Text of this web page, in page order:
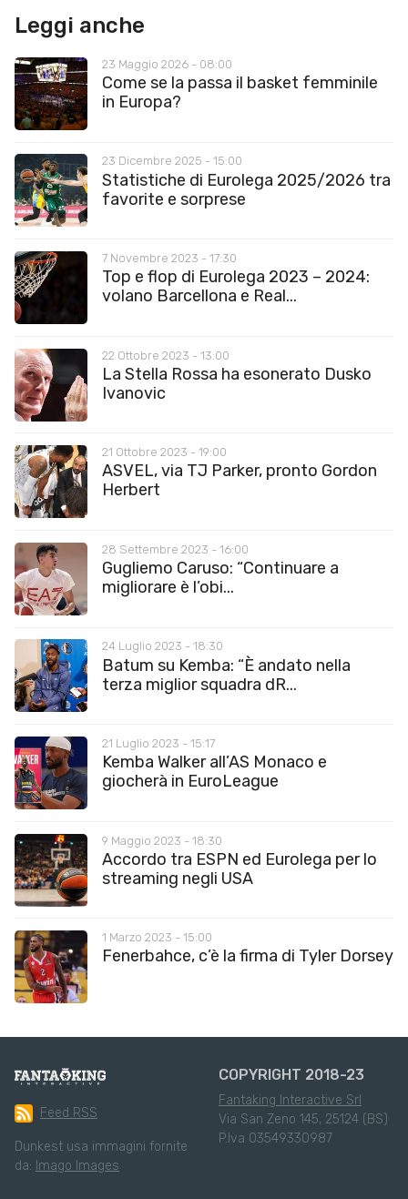
Leggi anche
23 Maggio 2026 - 08:00
Come se la passa il basket femminile
in Europa?
23 Dicembre 2025 - 15:00
Statistiche di Eurolega 2025/2026 tra
favorite e sorprese
7 Novembre 2023 - 17:30
Top e flop di Eurolega 2023 – 2024:
volano Barcellona e Real...
22 Ottobre 2023 - 13:00
La Stella Rossa ha esonerato Dusko
Ivanovic
21 Ottobre 2023 - 19:00
ASVEL, via TJ Parker, pronto Gordon
Herbert
28 Settembre 2023 - 16:00
Gugliemo Caruso: “Continuare a
migliorare è l’obi...
24 Luglio 2023 - 18:30
Batum su Kemba: “È andato nella
terza miglior squadra dR...
21 Luglio 2023 - 15:17
Kemba Walker all’AS Monaco e
giocherà in EuroLeague
9 Maggio 2023 - 18:30
Accordo tra ESPN ed Eurolega per lo
streaming negli USA
1 Marzo 2023 - 15:00
Fenerbahce, c’è la firma di Tyler Dorsey
Feed RSS
Dunkest usa immagini fornite
da: Imago Images
COPYRIGHT 2018-23
Fantaking Interactive Srl
Via San Zeno 145, 25124 (BS)
P.Iva 03549330987